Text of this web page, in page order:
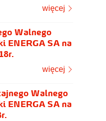
więcej
Walnego
ENERGA SA na
więcej
Walnego
ENERGA SA na